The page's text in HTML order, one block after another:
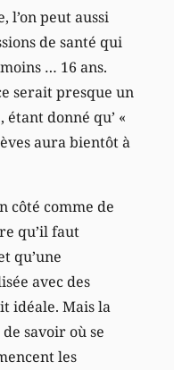
l’on peut aussi
de santé qui
… 16 ans.
serait presque un
donné qu’ «
aura bientôt à
côté comme de
qu’il faut
qu’une
avec des
idéale. Mais la
savoir où se
les